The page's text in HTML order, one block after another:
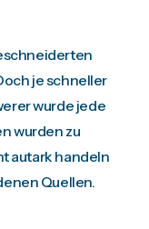
je schneller
wurde jede
wurden zu
autark handeln
Quellen.